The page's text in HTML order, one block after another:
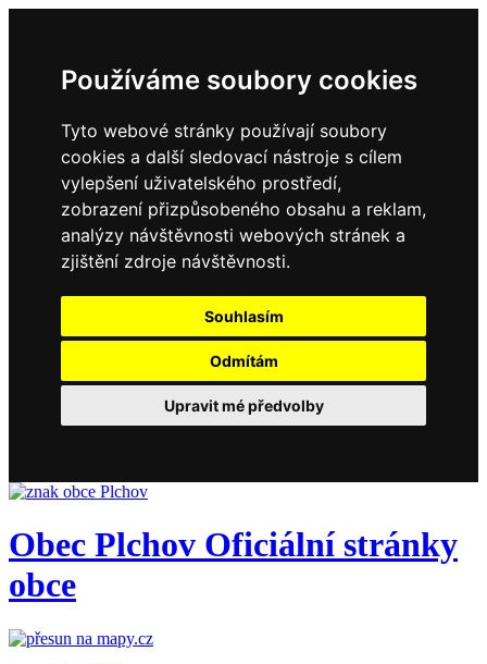
Používáme soubory cookies
Tyto webové stránky používají soubory
cookies a další sledovací nástroje s cílem
vylepšení uživatelského prostředí,
zobrazení přizpůsobeného obsahu a reklam,
analýzy návštěvnosti webových stránek a
zjištění zdroje návštěvnosti.
Souhlasím
Odmítám
Upravit mé předvolby
Obec Plchov Oficiální stránky
obce